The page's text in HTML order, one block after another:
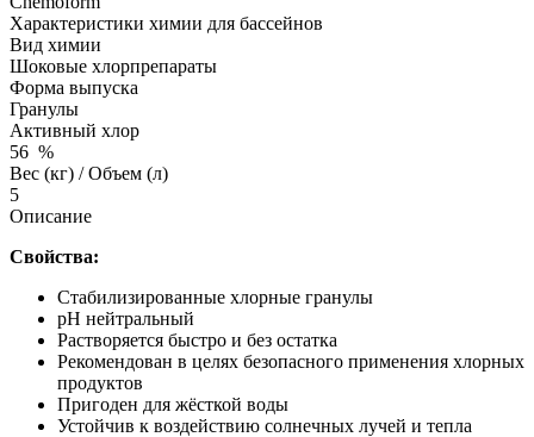
Характеристики химии для бассейнов
Вид химии
Шоковые хлорпрепараты
Форма выпуска
Гранулы
Активный хлор
56 %
Вес (кг) / Объем (л)
5
Описание
Свойства:
Стабилизированные хлорные гранулы
рН нейтральный
Растворяется быстро и без остатка
Рекомендован в целях безопасного применения хлорных
продуктов
Пригоден для жёсткой воды
Устойчив к воздействию солнечных лучей и тепла